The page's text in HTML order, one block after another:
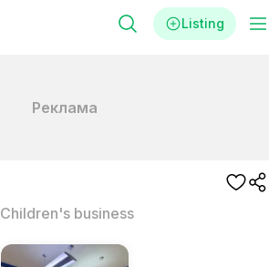
Listing
Реклама
Children's business